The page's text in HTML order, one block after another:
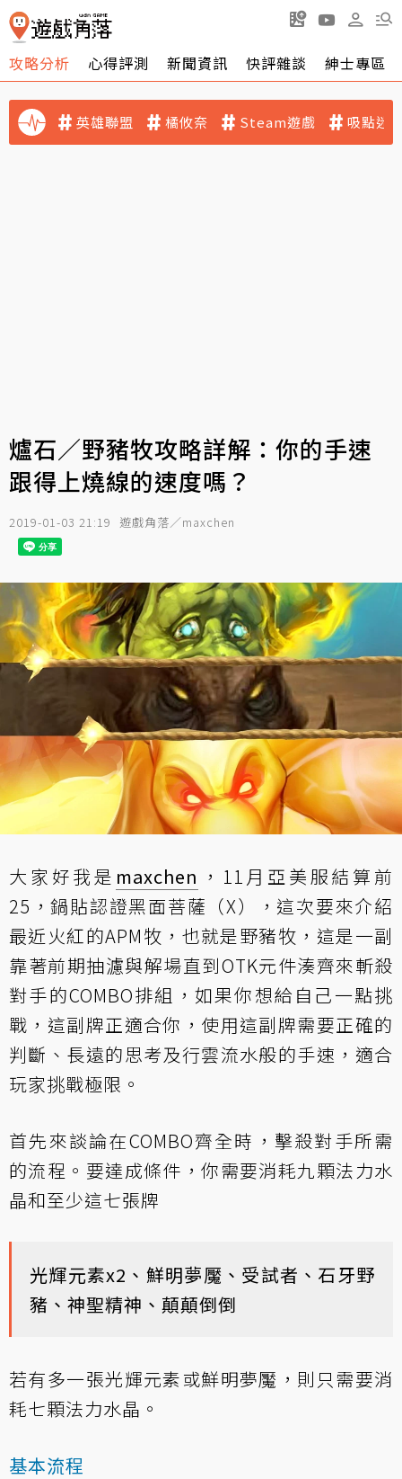
攻略分析 心得評測 新聞資訊 快評雜談 紳士專區
英雄聯盟 橘攸奈 Steam遊戲 吸點迷
爐石／野豬牧攻略詳解：你的手速
跟得上燒線的速度嗎？
2019-01-03 21:19 遊戲角落／maxchen
大家好我是 maxchen ，11月亞美服結算前
25，鍋貼認證黑面菩薩（X），這次要來介紹
最近火紅的APM牧，也就是野豬牧，這是一副
靠著前期抽濾與解場直到OTK元件湊齊來斬殺
對手的COMBO排組，如果你想給自己一點挑
戰，這副牌正適合你，使用這副牌需要正確的
判斷、長遠的思考及行雲流水般的手速，適合
玩家挑戰極限。
首先來談論在COMBO齊全時，擊殺對手所需
的流程。要達成條件，你需要消耗九顆法力水
晶和至少這七張牌
光輝元素x2、鮮明夢魘、受試者、石牙野
豬、神聖精神、顛顛倒倒
若有多一張光輝元素或鮮明夢魘，則只需要消
耗七顆法力水晶。
基本流程